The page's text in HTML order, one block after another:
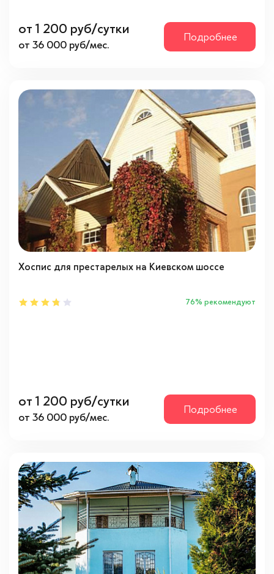
от 1 200 руб/сутки
от 36 000 руб/мес.
Подробнее
Хоспис для престарелых на Киевском шоссе
76% рекомендуют
от 1 200 руб/сутки
от 36 000 руб/мес.
Подробнее